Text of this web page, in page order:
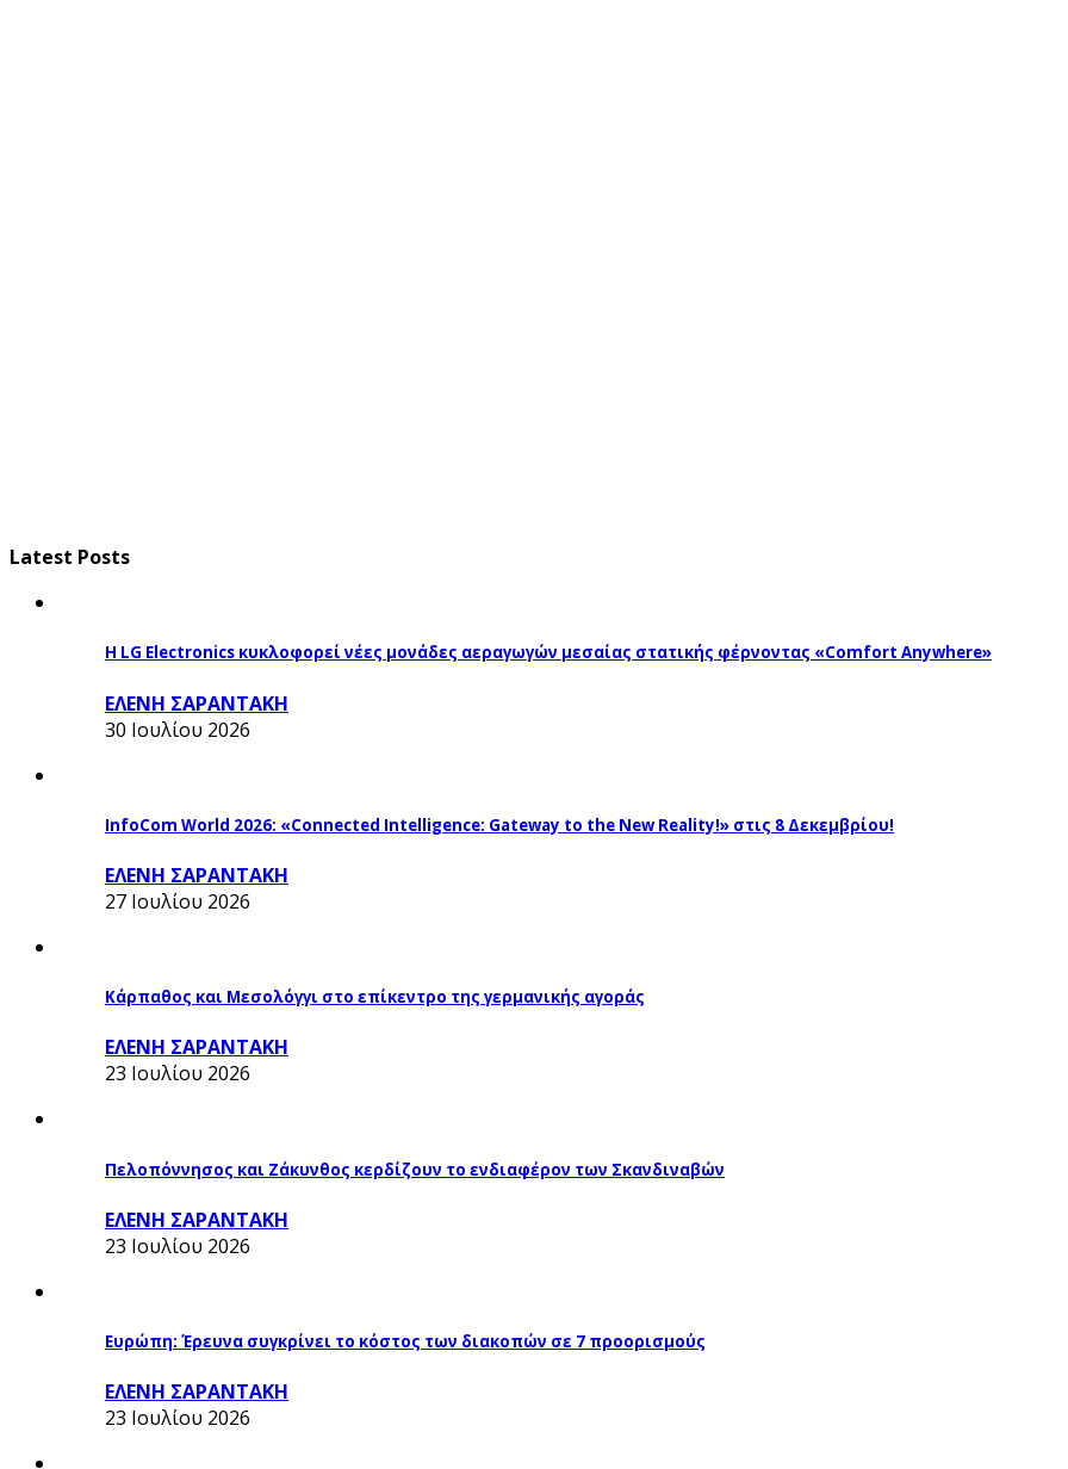
Latest Posts
Η LG Electronics κυκλοφορεί νέες μονάδες αεραγωγών μεσαίας στατικής φέρνοντας «Comfort Anywhere»
ΕΛΕΝΗ ΣΑΡΑΝΤΑΚΗ
30 Ιουλίου 2026
InfoCom World 2026: «Connected Intelligence: Gateway to the New Reality!» στις 8 Δεκεμβρίου!
ΕΛΕΝΗ ΣΑΡΑΝΤΑΚΗ
27 Ιουλίου 2026
Κάρπαθος και Μεσολόγγι στο επίκεντρο της γερμανικής αγοράς
ΕΛΕΝΗ ΣΑΡΑΝΤΑΚΗ
23 Ιουλίου 2026
Πελοπόννησος και Ζάκυνθος κερδίζουν το ενδιαφέρον των Σκανδιναβών
ΕΛΕΝΗ ΣΑΡΑΝΤΑΚΗ
23 Ιουλίου 2026
Ευρώπη: Έρευνα συγκρίνει το κόστος των διακοπών σε 7 προορισμούς
ΕΛΕΝΗ ΣΑΡΑΝΤΑΚΗ
23 Ιουλίου 2026